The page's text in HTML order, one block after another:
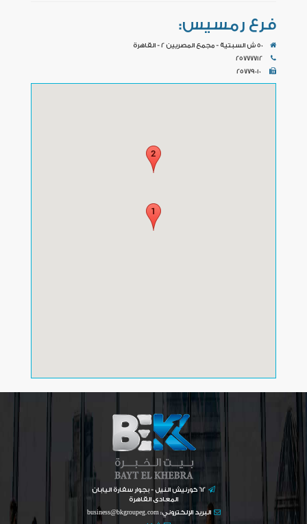
فرع رمسيس:
50 ش السبتية - مجمع المصريين 2 - القاهرة
62 كورنيش النيل - بجوار سفارة اليابان
المعادى القاهرة
البريد الإلكتروني:business@bkgroupeg.com